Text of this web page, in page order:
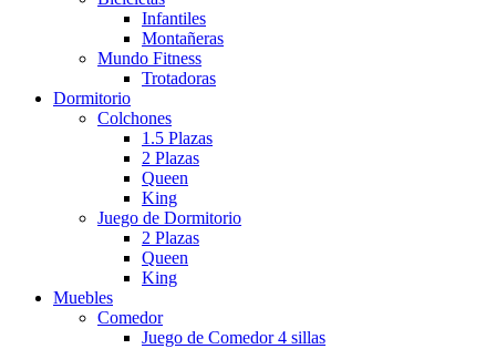
Infantiles
Montañeras
Mundo Fitness
Trotadoras
Dormitorio
Colchones
1.5 Plazas
2 Plazas
Queen
King
Juego de Dormitorio
2 Plazas
Queen
King
Muebles
Comedor
Juego de Comedor 4 sillas